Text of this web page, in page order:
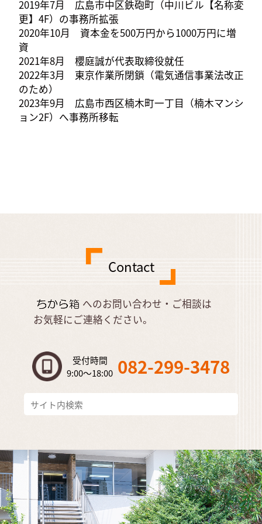
2019年7月 広島市中区鉄砲町（中川ビル【名称変
更】4F）の事務所拡張
2020年10月 資本金を500万円から1000万円に増
資
2021年8月 櫻庭誠が代表取締役就任
2022年3月 東京作業所閉鎖（電気通信事業法改正
のため）
2023年9月 広島市西区楠木町一丁目（楠木マンシ
ョン2F）へ事務所移転
Contact
へのお問い合わせ・ご相談は
お気軽にご連絡ください。
受付時間
9:00～18:00 082-299-3478